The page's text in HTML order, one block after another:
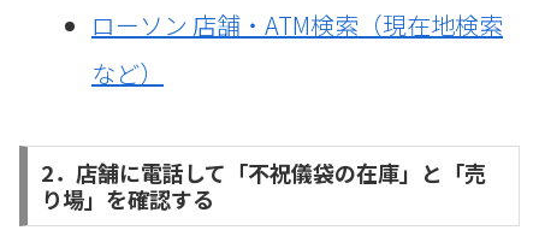
ローソン 店舗・ATM検索（現在地検索
など）
2．店舗に電話して「不祝儀袋の在庫」と「売
り場」を確認する